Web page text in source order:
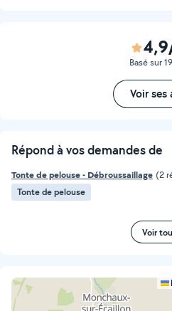
Basé sur
Voir ses
Répond à vos demandes de
Tonte de pelouse - Débroussaillage (2
Tonte de pelouse
Voir